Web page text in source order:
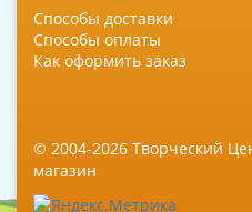
Способы доставки
Способы оплаты
Как оформить заказ
© 2004-2026 Творческий
магазин